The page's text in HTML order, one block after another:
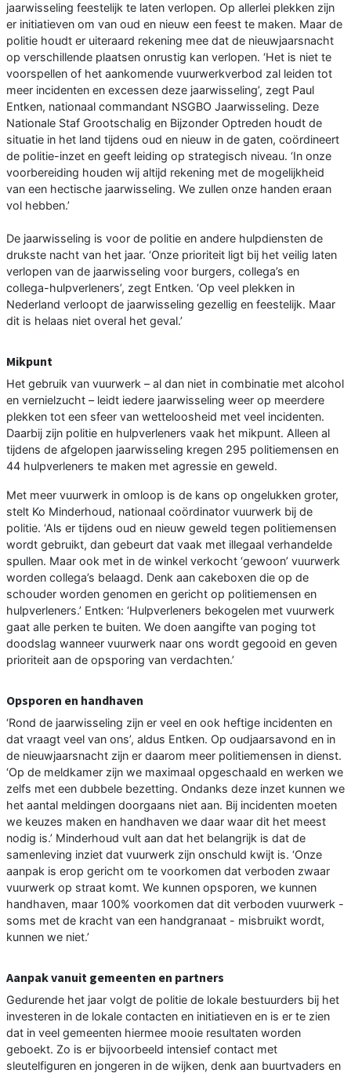
jaarwisseling feestelijk te laten verlopen. Op allerlei plekken zijn
er initiatieven om van oud en nieuw een feest te maken. Maar de
politie houdt er uiteraard rekening mee dat de nieuwjaarsnacht
op verschillende plaatsen onrustig kan verlopen. ‘Het is niet te
voorspellen of het aankomende vuurwerkverbod zal leiden tot
meer incidenten en excessen deze jaarwisseling’, zegt Paul
Entken, nationaal commandant NSGBO Jaarwisseling. Deze
Nationale Staf Grootschalig en Bijzonder Optreden houdt de
situatie in het land tijdens oud en nieuw in de gaten, coördineert
de politie-inzet en geeft leiding op strategisch niveau. ‘In onze
voorbereiding houden wij altijd rekening met de mogelijkheid
van een hectische jaarwisseling. We zullen onze handen eraan
vol hebben.’
De jaarwisseling is voor de politie en andere hulpdiensten de
drukste nacht van het jaar. ‘Onze prioriteit ligt bij het veilig laten
verlopen van de jaarwisseling voor burgers, collega’s en
collega-hulpverleners’, zegt Entken. ‘Op veel plekken in
Nederland verloopt de jaarwisseling gezellig en feestelijk. Maar
dit is helaas niet overal het geval.’
Mikpunt
Het gebruik van vuurwerk – al dan niet in combinatie met alcohol
en vernielzucht – leidt iedere jaarwisseling weer op meerdere
plekken tot een sfeer van wetteloosheid met veel incidenten.
Daarbij zijn politie en hulpverleners vaak het mikpunt. Alleen al
tijdens de afgelopen jaarwisseling kregen 295 politiemensen en
44 hulpverleners te maken met agressie en geweld.
Met meer vuurwerk in omloop is de kans op ongelukken groter,
stelt Ko Minderhoud, nationaal coördinator vuurwerk bij de
politie. ‘Als er tijdens oud en nieuw geweld tegen politiemensen
wordt gebruikt, dan gebeurt dat vaak met illegaal verhandelde
spullen. Maar ook met in de winkel verkocht ‘gewoon’ vuurwerk
worden collega’s belaagd. Denk aan cakeboxen die op de
schouder worden genomen en gericht op politiemensen en
hulpverleners.’ Entken: ‘Hulpverleners bekogelen met vuurwerk
gaat alle perken te buiten. We doen aangifte van poging tot
doodslag wanneer vuurwerk naar ons wordt gegooid en geven
prioriteit aan de opsporing van verdachten.’
Opsporen en handhaven
‘Rond de jaarwisseling zijn er veel en ook heftige incidenten en
dat vraagt veel van ons’, aldus Entken. Op oudjaarsavond en in
de nieuwjaarsnacht zijn er daarom meer politiemensen in dienst.
‘Op de meldkamer zijn we maximaal opgeschaald en werken we
zelfs met een dubbele bezetting. Ondanks deze inzet kunnen we
het aantal meldingen doorgaans niet aan. Bij incidenten moeten
we keuzes maken en handhaven we daar waar dit het meest
nodig is.’ Minderhoud vult aan dat het belangrijk is dat de
samenleving inziet dat vuurwerk zijn onschuld kwijt is. ‘Onze
aanpak is erop gericht om te voorkomen dat verboden zwaar
vuurwerk op straat komt. We kunnen opsporen, we kunnen
handhaven, maar 100% voorkomen dat dit verboden vuurwerk -
soms met de kracht van een handgranaat - misbruikt wordt,
kunnen we niet.’
Aanpak vanuit gemeenten en partners
Gedurende het jaar volgt de politie de lokale bestuurders bij het
investeren in de lokale contacten en initiatieven en is er te zien
dat in veel gemeenten hiermee mooie resultaten worden
geboekt. Zo is er bijvoorbeeld intensief contact met
sleutelfiguren en jongeren in de wijken, denk aan buurtvaders en